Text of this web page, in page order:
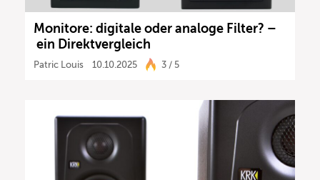
Monitore: digitale oder analoge Filter? –
ein Direktvergleich
Patric Louis 10.10.2025 3 / 5